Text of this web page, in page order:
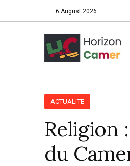
6 August 2026
ACTUALITE
Religion
du